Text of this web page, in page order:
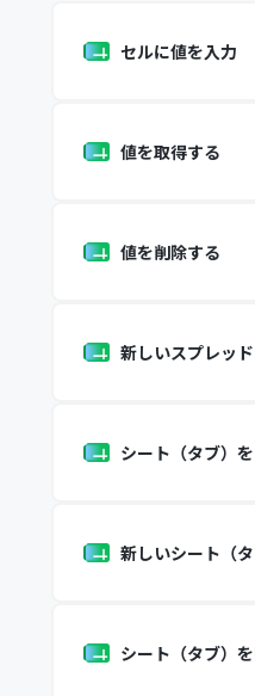
セルに値を入力
値を取得する
値を削除する
新しいスプレッ
シート（タブ）
新しいシート（
シート（タブ）